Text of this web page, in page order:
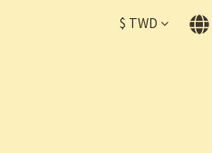
$ TWD